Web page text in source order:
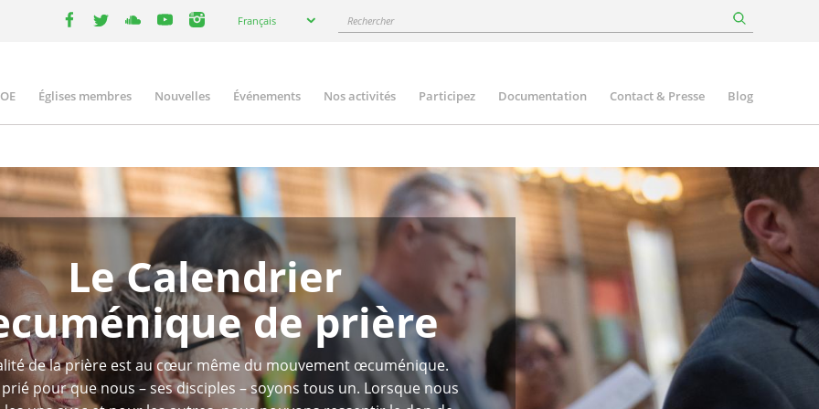
your
Français Rechercher
Églises membres Nouvelles Événements Nos activités Participez Documentation Contact & Presse Blog
Le Calendrier
de prière
de la prière est au cœur même du mouvement œcuménique.
prié pour que nous – ses disciples – soyons tous un. Lorsque nous